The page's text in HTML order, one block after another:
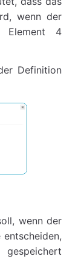
wenn der
Element 4
Definition
wenn der